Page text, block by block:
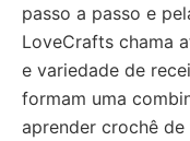
passo a passo e
LoveCrafts chama
e variedade de
formam uma
aprender crochê